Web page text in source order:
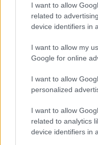
I want to allow
related to
device identifiers in
I want to allow my
Google for online
I want to allow
personalized
I want to allow
related to analytics
device identifiers in